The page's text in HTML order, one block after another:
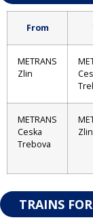
From
METRANS
Zlin
METRANS
Ceska
Trebova
Zlin
TRAINS